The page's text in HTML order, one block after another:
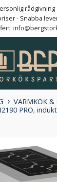
- Snabba
VARMKÖK &
PRO,